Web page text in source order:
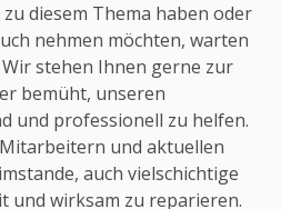
diesem Thema haben oder
nehmen möchten, warten
stehen Ihnen gerne zur
bemüht, unseren
und professionell zu helfen.
und aktuellen
auch vielschichtige
und wirksam zu reparieren.